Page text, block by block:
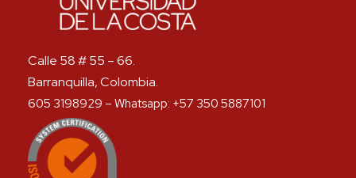
Calle 58 # 55 – 66.
Barranquilla, Colombia.
605 3198929 – Whatsapp: +57 350 5887101